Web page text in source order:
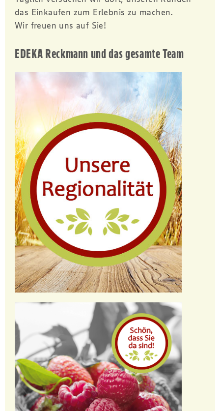
das Einkaufen zum Erlebnis zu machen.
Wir freuen uns auf Sie!
EDEKA Reckmann und das gesamte Team